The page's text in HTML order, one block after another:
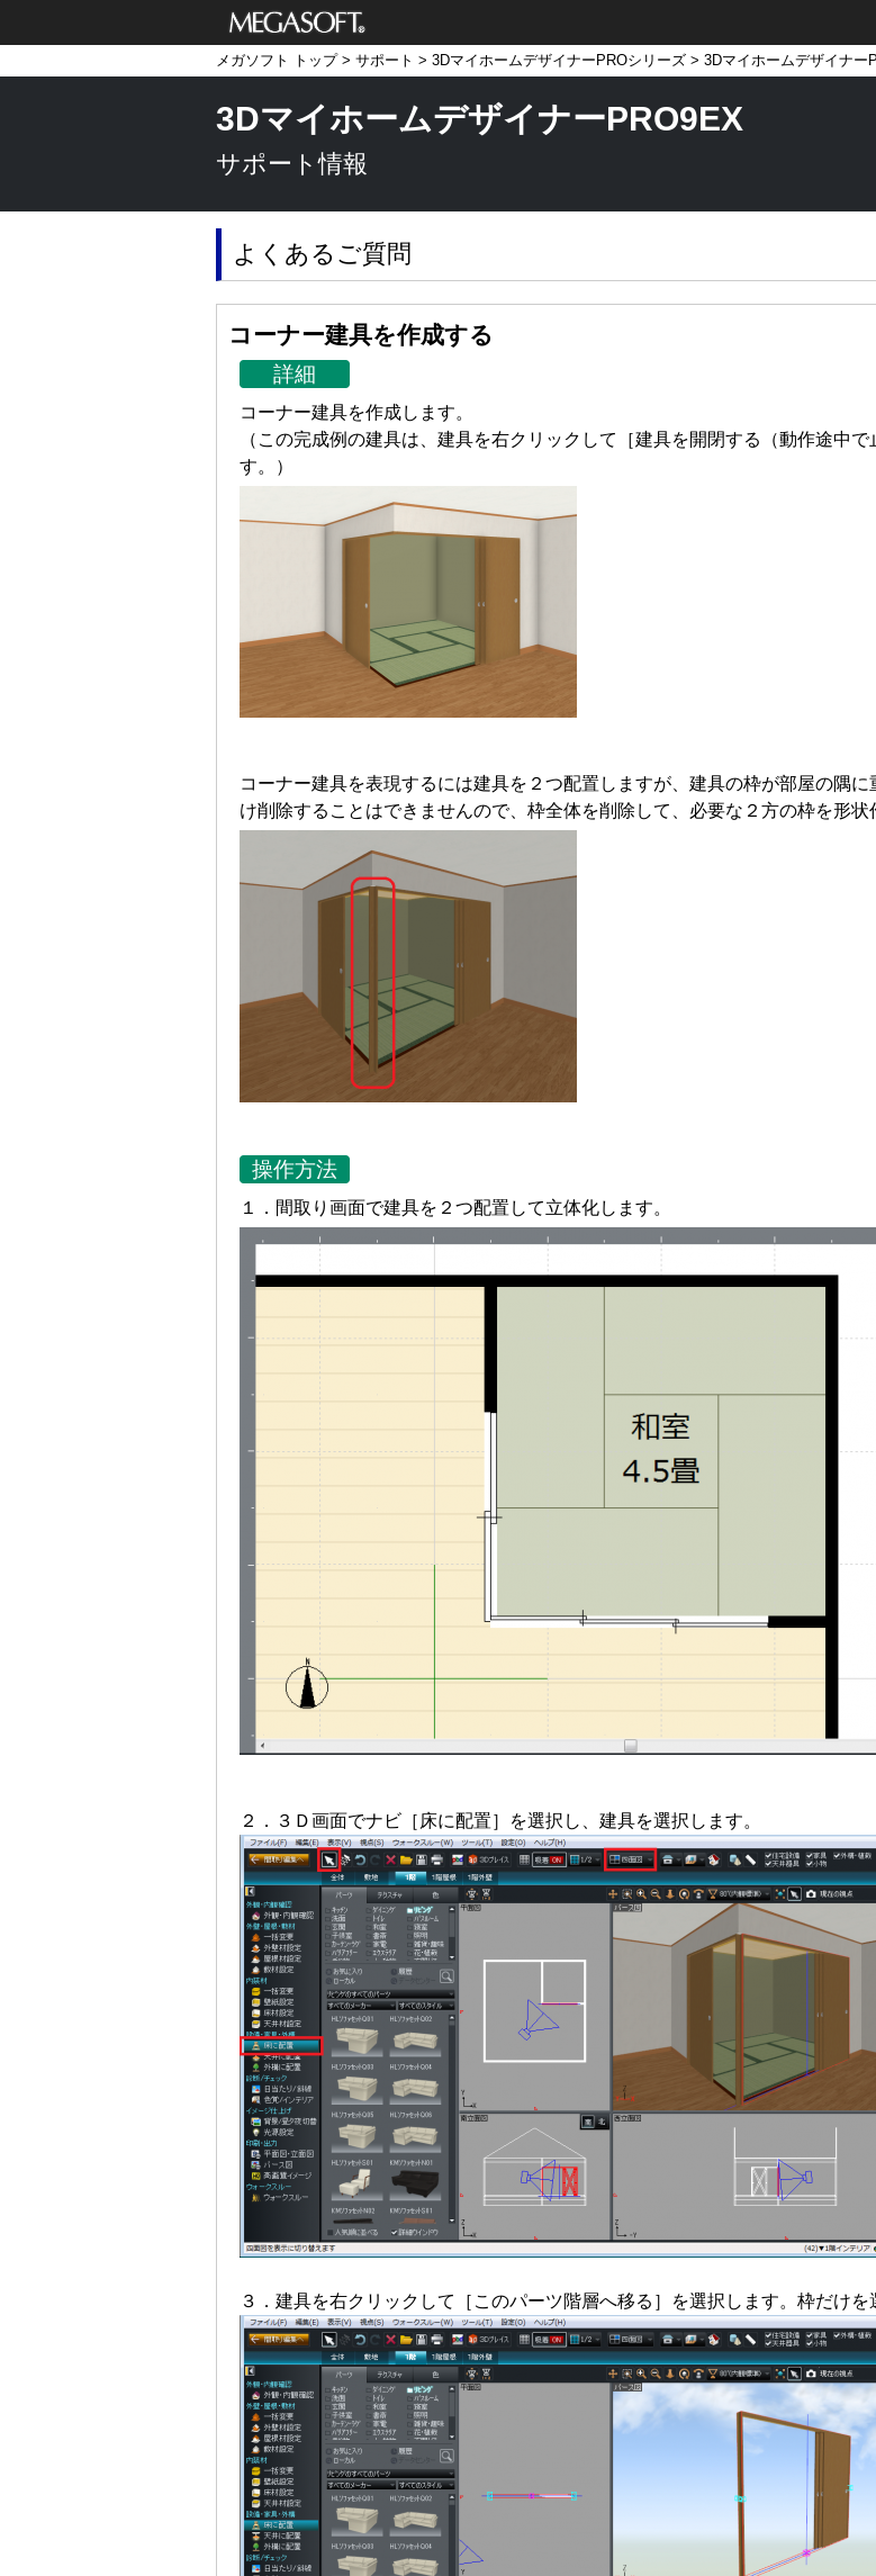
メガソフト株式
会社
メガソフト トップ> サポート > 3DマイホームデザイナーPROシリーズ > 3Dマイホームデザイナー
3DマイホームデザイナーPRO9EX
サポート情報
よくあるご質問
コーナー建具を作成する
詳細
コーナー建具を作成します。
（この完成例の建具は、建具を右クリックして［建具を開閉する（動作途中
す。）
コーナー建具を表現するには建具を２つ配置しますが、建具の枠が部屋の隅
け削除することはできませんので、枠全体を削除して、必要な２方の枠を形状
操作方法
１．間取り画面で建具を２つ配置して立体化します。
２．３Ｄ画面でナビ［床に配置］を選択し、建具を選択します。
３．建具を右クリックして［このパーツ階層へ移る］を選択します。枠だけ